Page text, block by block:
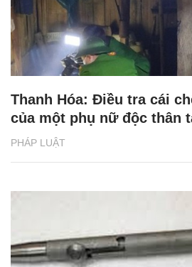
PHÁP LUẬT
Thanh Hóa: Điều tra cái
của một phụ nữ độc thân